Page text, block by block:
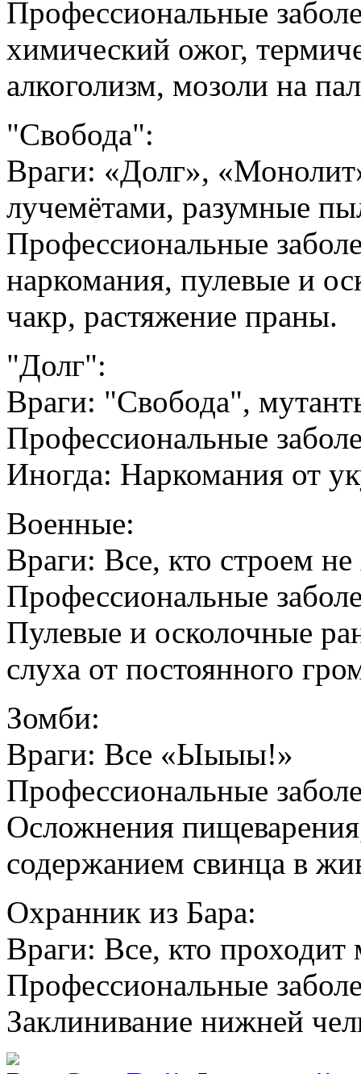
Профессиональные
химический ожог,
алкоголизм, мозоли на
"Свобода":
Враги: «Долг»,
лучемётами, разумные
Профессиональные
наркомания, пулевые и
чакр, растяжение праны.
"Долг":
Враги: "Свобода",
Профессиональные
Иногда: Наркомания от
Военные:
Враги: Все, кто строем
Профессиональные
Пулевые и осколочные
слуха от постоянного
Зомби:
Враги: Все «Ыыыы!»
Профессиональные
Осложнения
содержанием свинца в
Охранник из Бара:
Враги: Все, кто
Профессиональные
Заклинивание нижней